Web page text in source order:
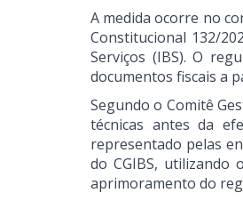
A medida ocorre no
Constitucional 132/
Serviços (IBS). O
documentos fiscais a
Segundo o Comitê
técnicas antes da
representado pelas
do CGIBS, utilizando
aprimoramento do